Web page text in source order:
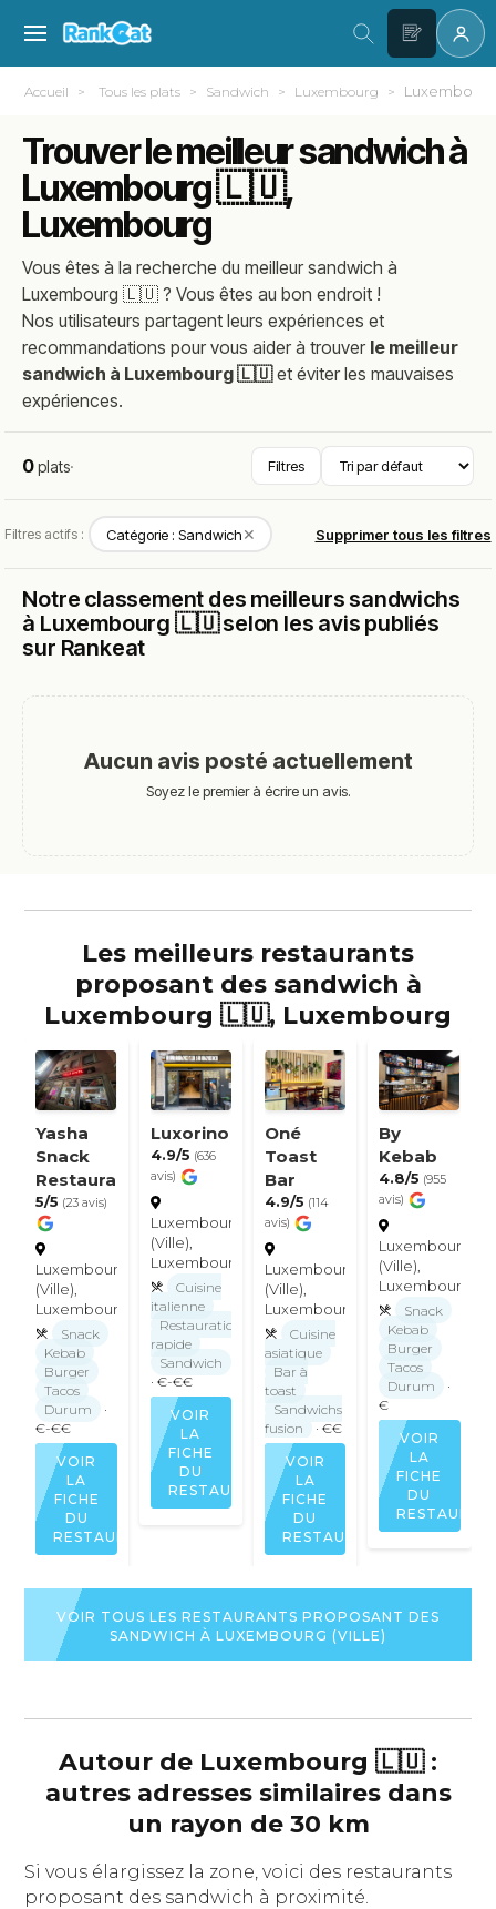
Accueil Tous les plats Sandwich Luxembourg
Trouver le meilleur sandwich à
Luxembourg 🇱🇺,
Luxembourg
Vous êtes à la recherche du meilleursandwich à
Luxembourg 🇱🇺 ? Vous êtes au bon endroit !
Nos utilisateurs partagent leurs expériences et
recommandations pour vous aider à trouver le meilleur
sandwich à Luxembourg 🇱🇺et éviter les mauvaises
expériences.
0plats· Filtres
Filtres actifs : Catégorie : Sandwich✕ Supprimer tous les filtres
Notre classement des meilleurs sandwichs
à Luxembourg 🇱🇺 selon les avis publiés
sur Rankeat
Aucun avis posté actuellement
Soyez le premier à écrire un avis.
Les meilleurs restaurants
proposant des sandwich à
Luxembourg 🇱🇺, Luxembourg
Yasha
Snack
Restaurant
5/5 (23 avis)
Luxembourg
(Ville),
Luxembourg
Snack
Kebab
Burger
Tacos
Durum
·
€-€€
VOIR
LA
FICHE
DU
RESTAURANT
Luxorino
4.9/5 (636
avis)
Luxembourg
(Ville),
Luxembourg
Cuisine
italienne
Restauration
rapide
Sandwich
· €-€€
VOIR
LA
FICHE
DU
RESTAURANT
Oné
Toast
Bar
4.9/5 (114
avis)
Luxembourg
(Ville),
Luxembourg
Cuisine
asiatique
Bar à
toast
Sandwichs
fusion
· €€
VOIR
LA
FICHE
DU
RESTAURANT
By
Kebab
4.8/5 (955
avis)
Luxembourg
(Ville),
Luxembourg
Snack
Kebab
Burger
Tacos
Durum
·
€
VOIR
LA
FICHE
DU
VOIR TOUS LES RESTAURANTS PROPOSANT DES
SANDWICH À LUXEMBOURG (VILLE)
Autour de Luxembourg 🇱🇺 :
autres adresses similaires dans
un rayon de 30 km
Si vous élargissez la zone, voici des restaurants
proposant des sandwich à proximité.